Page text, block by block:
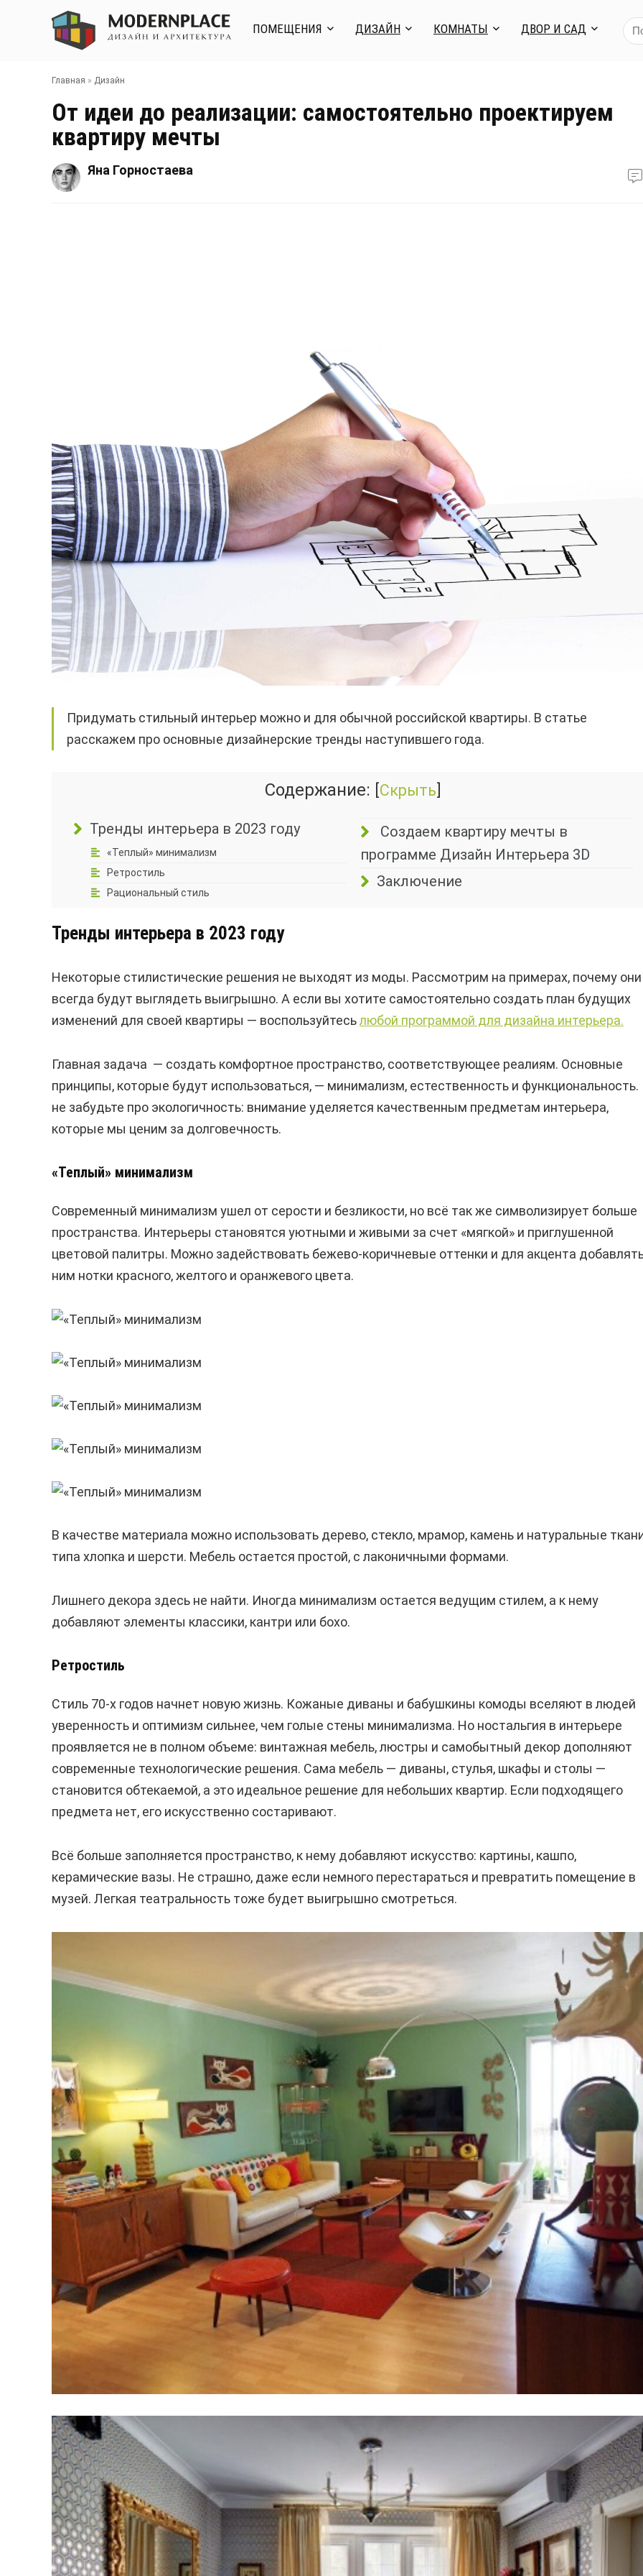
ПОМЕЩЕНИЯ ДИЗАЙН КОМНАТЫ ДВОР И САД
Главная » Дизайн
От идеи до реализации: самостоятельно проектируем
квартиру мечты
Яна Горностаева
Придумать стильный интерьер можно и для обычной российской квартиры. В статье
расскажем про основные дизайнерские тренды наступившего года.
Содержание: Скрыть
Тренды интерьера в 2023 году
«Теплый» минимализм
Ретростиль
Рациональный стиль
Создаем квартиру мечты в
программе Дизайн Интерьера 3D
Заключение
Тренды интерьера в 2023 году
Некоторые стилистические решения не выходят из моды. Рассмотрим на примерах, почему они
всегда будут выглядеть выигрышно. А если вы хотите самостоятельно создать план будущих
изменений для своей квартиры — воспользуйтесьлюбой программой для дизайна интерьера.
Главная задача — создать комфортное пространство, соответствующее реалиям. Основные
принципы, которые будут использоваться, — минимализм, естественность и функциональность.
не забудьте про экологичность: внимание уделяется качественным предметам интерьера,
которые мы ценим за долговечность.
«Теплый» минимализм
Современный минимализм ушел от серости и безликости, но всё так же символизирует больше
пространства. Интерьеры становятся уютными и живыми за счет «мягкой» и приглушенной
цветовой палитры. Можно задействовать бежево-коричневые оттенки и для акцента
ним нотки красного, желтого и оранжевого цвета.
В качестве материала можно использовать дерево, стекло, мрамор, камень и натуральные
типа хлопка и шерсти. Мебель остается простой, с лаконичными формами.
Лишнего декора здесь не найти. Иногда минимализм остается ведущим стилем, а к нему
добавляют элементы классики, кантри или бохо.
Ретростиль
Стиль 70-х годов начнет новую жизнь. Кожаные диваны и бабушкины комоды вселяют в людей
уверенность и оптимизм сильнее, чем голые стены минимализма. Но ностальгия в интерьере
проявляется не в полном объеме: винтажная мебель, люстры и самобытный декор дополняют
современные технологические решения. Сама мебель — диваны, стулья, шкафы и столы —
становится обтекаемой, а это идеальное решение для небольших квартир. Если подходящего
предмета нет, его искусственно состаривают.
Всё больше заполняется пространство, к нему добавляют искусство: картины, кашпо,
керамические вазы. Не страшно, даже если немного перестараться и превратить помещение в
музей. Легкая театральность тоже будет выигрышно смотреться.